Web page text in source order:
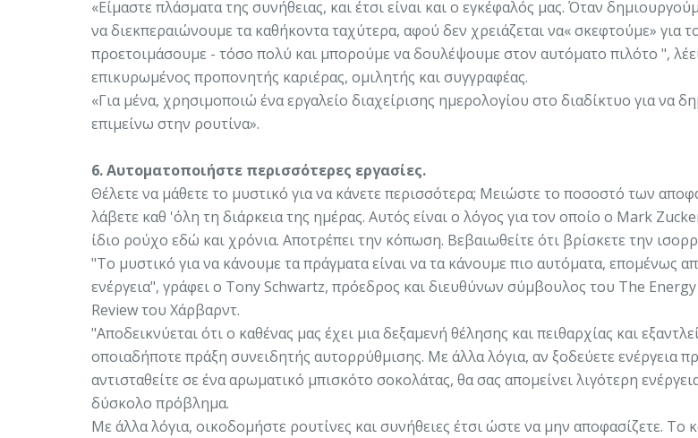
«Είμαστε πλάσματα της συνήθειας, και έτσι είναι και ο εγκέφαλός μας. Όταν
να διεκπεραιώνουμε τα καθήκοντα ταχύτερα, αφού δεν χρειάζεται να« σκεφτούμε» για
προετοιμάσουμε - τόσο πολύ και μπορούμε να δουλέψουμε στον αυτόματο πιλότο ",
επικυρωμένος προπονητής καριέρας, ομιλητής και συγγραφέας.
«Για μένα, χρησιμοποιώ ένα εργαλείο διαχείρισης ημερολογίου στο διαδίκτυο για να
επιμείνω στην ρουτίνα».
6. Αυτοματοποιήστε περισσότερες εργασίες.
Θέλετε να μάθετε το μυστικό για να κάνετε περισσότερα; Μειώστε το ποσοστό των
λάβετε καθ 'όλη τη διάρκεια της ημέρας. Αυτός είναι ο λόγος για τον οποίο ο Mark
ίδιο ρούχο εδώ και χρόνια. Αποτρέπει την κόπωση. Βεβαιωθείτε ότι βρίσκετε την
"Το μυστικό για να κάνουμε τα πράγματα είναι να τα κάνουμε πιο αυτόματα, επομένως
ενέργεια", γράφει ο Tony Schwartz, πρόεδρος και διευθύνων σύμβουλος του The
Review του Χάρβαρντ.
"Αποδεικνύεται ότι ο καθένας μας έχει μια δεξαμενή θέλησης και πειθαρχίας και
οποιαδήποτε πράξη συνειδητής αυτορρύθμισης. Με άλλα λόγια, αν ξοδεύετε ενέργεια
αντισταθείτε σε ένα αρωματικό μπισκότο σοκολάτας, θα σας απομείνει λιγότερη
δύσκολο πρόβλημα.
Με άλλα λόγια, οικοδομήστε ρουτίνες και συνήθειες έτσι ώστε να μην αποφασίζετε. Το